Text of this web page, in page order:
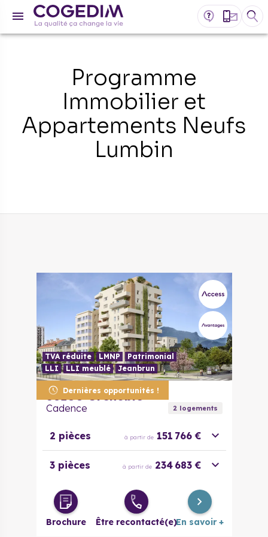
Programme
Immobilier et
Appartements Neufs
Lumbin
Dernières opportunités !
TVA réduite LMNP
Patrimonial
LLI
LLI meublé Jeanbrun
38100 Grenoble
Cadence 2logements
2 pièces à partir de 151 766 €
3 pièces à partir de 234 683 €
Brochure Être recontacté(e)En savoir +